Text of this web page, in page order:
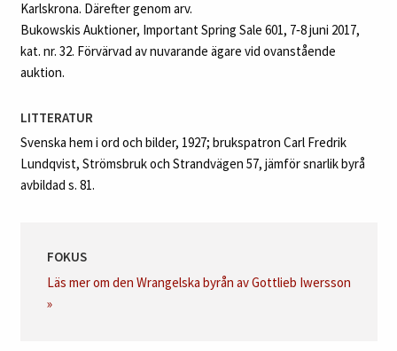
Karlskrona. Därefter genom arv.
Bukowskis Auktioner, Important Spring Sale 601, 7‑8 juni 2017,
kat. nr. 32. Förvärvad av nuvarande ägare vid ovanstående
auktion.
LITTERATUR
Svenska hem i ord och bilder, 1927; brukspatron Carl Fredrik
Lundqvist, Strömsbruk och Strandvägen 57, jämför snarlik byrå
avbildad s. 81.
FOKUS
Läs mer om den Wrangelska byrån av Gottlieb Iwersson
»